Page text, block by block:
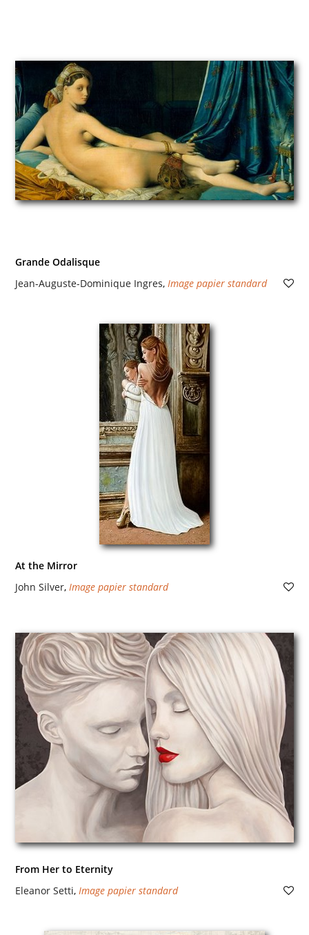
Grande Odalisque
Jean-Auguste-Dominique Ingres, Image papier standard
At the Mirror
John Silver, Image papier standard
From Her to Eternity
Eleanor Setti, Image papier standard